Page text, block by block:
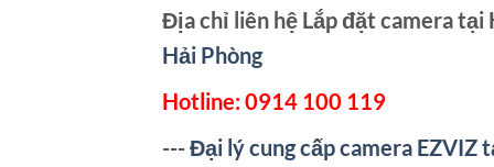
Địa chỉ liên hệ Lắp đặt camera tại
Hải Phòng
Hotline:0914 100 119
---Đại lý cung cấp camera EZVIZ